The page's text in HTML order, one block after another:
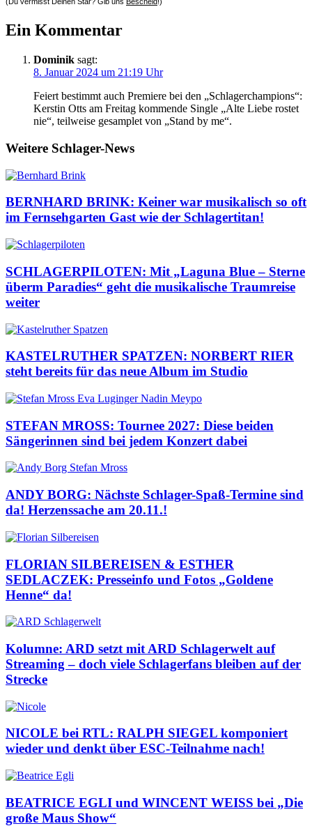
(Du vermisst Deinen Star? Gib uns Bescheid!)
Ein Kommentar
Dominik sagt:
8. Januar 2024 um 21:19 Uhr
Feiert bestimmt auch Premiere bei den „Schlagerchampions“:
Kerstin Otts am Freitag kommende Single „Alte Liebe rostet
nie“, teilweise gesamplet von „Stand by me“.
Weitere Schlager-News
BERNHARD BRINK: Keiner war musikalisch so oft
im Fernsehgarten Gast wie der Schlagertitan!
SCHLAGERPILOTEN: Mit „Laguna Blue – Sterne
überm Paradies“ geht die musikalische Traumreise
weiter
KASTELRUTHER SPATZEN: NORBERT RIER
steht bereits für das neue Album im Studio
STEFAN MROSS: Tournee 2027: Diese beiden
Sängerinnen sind bei jedem Konzert dabei
ANDY BORG: Nächste Schlager-Spaß-Termine sind
da! Herzenssache am 20.11.!
FLORIAN SILBEREISEN & ESTHER
SEDLACZEK: Presseinfo und Fotos „Goldene
Henne“ da!
Kolumne: ARD setzt mit ARD Schlagerwelt auf
Streaming – doch viele Schlagerfans bleiben auf der
Strecke
NICOLE bei RTL: RALPH SIEGEL komponiert
wieder und denkt über ESC-Teilnahme nach!
BEATRICE EGLI und WINCENT WEISS bei „Die
große Maus Show“